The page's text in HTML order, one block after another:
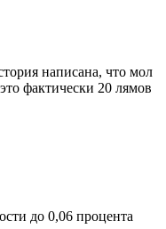
написана, что мол
фактически 20 лямов
до 0,06 процента